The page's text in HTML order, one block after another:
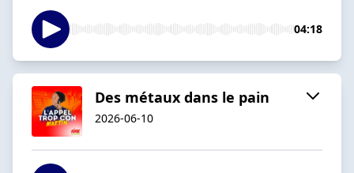
04:18
Des métaux dans le pain
2026-06-10